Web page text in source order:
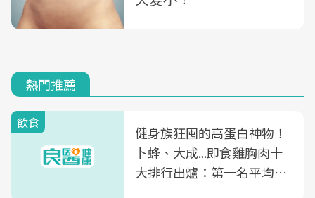
熱門推薦
飲食
健身族狂囤的高蛋白神物！
卜蜂、大成...即食雞胸肉十
大排行出爐：第一名平均一